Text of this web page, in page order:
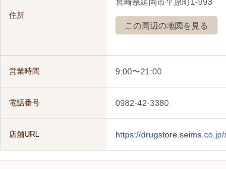
住所
この周辺の地図を見る
営業時間 9:00〜21:00
電話番号 0982-42-3380
店舗URL https://